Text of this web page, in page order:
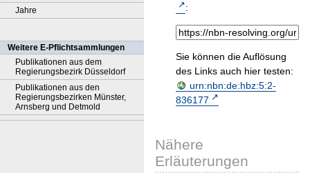
Jahre
Weitere E-Pflichtsammlungen
Publikationen aus dem
Regierungsbezirk Düsseldorf
Publikationen aus den
Regierungsbezirken Münster,
Arnsberg und Detmold
:
Sie können die Auflösung
des Links auch hier testen:
urn:nbn:de:hbz:5:2-
836177
Nähere
Erläuterungen